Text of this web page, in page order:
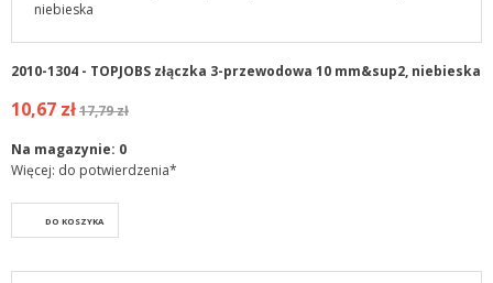
2010-1304 - TOPJOBS złączka 3-przewodowa 10 mm&sup2, niebieska
10,67 zł17,79 zł
Na magazynie: 0
Więcej: do potwierdzenia*
DO KOSZYKA